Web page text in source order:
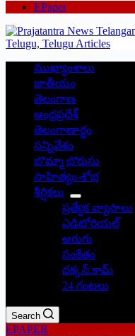
EPaper
ముఖ్యాంశాలు
జాతీయం
తెలంగాణ
ఆంధ్రప్రదేశ్
తెలంగాణార్థం
సన్నివేశం
బొమ్మా బొరుసు
సాహిత్యం-శోభ
శీర్షికలు
ప్రత్యేక వ్యాసాలు
ఎడిటోరియల్
అరుగు
సంకేతం
దక్కన్.కామ్
24 గంటలు
Search
EPAPER